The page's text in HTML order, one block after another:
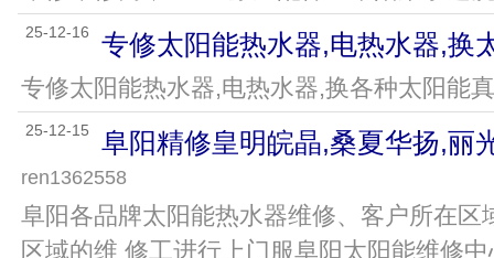
25-12-16 专修太阳能热水器,电热水器,换
专修太阳能热水器,电热水器,换各种太阳能
25-12-15 阜阳精修皇明皖晶,桑夏华扬,丽
ren1362558
阜阳各品牌太阳能热水器维修、客户所在
区域的维 修工进行上门服阜阳太阳能维修